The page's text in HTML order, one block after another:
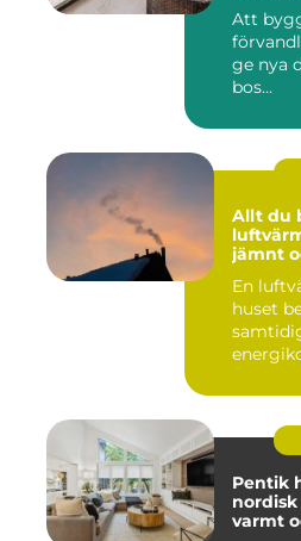
Att
ge nya
bos...
Allt du
jämnt
En
huset
Pentik
varmt